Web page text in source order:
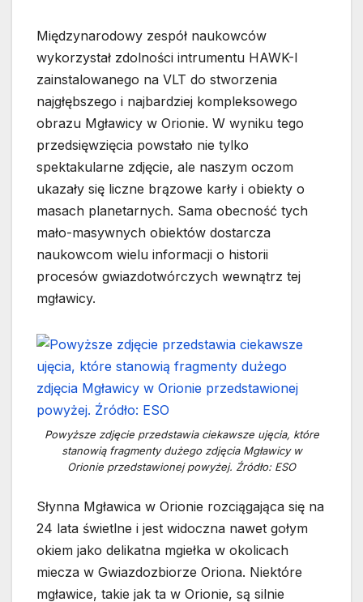
Międzynarodowy zespół naukowców
wykorzystał zdolności intrumentu HAWK-I
zainstalowanego na VLT do stworzenia
najgłębszego i najbardziej kompleksowego
obrazu Mgławicy w Orionie. W wyniku tego
przedsięwzięcia powstało nie tylko
spektakularne zdjęcie, ale naszym oczom
ukazały się liczne brązowe karły i obiekty o
masach planetarnych. Sama obecność tych
mało-masywnych obiektów dostarcza
naukowcom wielu informacji o historii
procesów gwiazdotwórczych wewnątrz tej
mgławicy.
Powyższe zdjęcie przedstawia ciekawsze ujęcia, które
stanowią fragmenty dużego zdjęcia Mgławicy w
Orionie przedstawionej powyżej. Źródło: ESO
Słynna Mgławica w Orionie rozciągająca się na
24 lata świetlne i jest widoczna nawet gołym
okiem jako delikatna mgiełka w okolicach
miecza w Gwiazdozbiorze Oriona. Niektóre
mgławice, takie jak ta w Orionie, są silnie